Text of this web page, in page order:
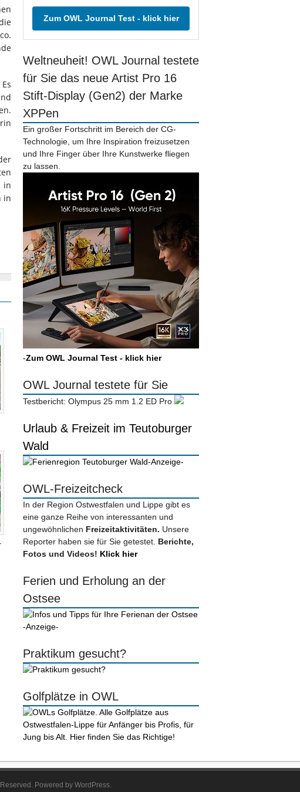
in
in
Zum OWL Journal Test - klick hier
Weltneuheit! OWL Journal testete
für Sie das neue Artist Pro 16
Stift-Display (Gen2) der Marke
XPPen
Ein großer Fortschritt im Bereich der CG-
Technologie, um Ihre Inspiration freizusetzen
und Ihre Finger über Ihre Kunstwerke fliegen
zu lassen.
-Zum OWL Journal Test - klick hier
OWL Journal testete für Sie
Testbericht: Olympus 25 mm 1.2 ED Pro
Urlaub & Freizeit im Teutoburger
Wald
-Anzeige-
OWL-Freizeitcheck
In der Region Ostwestfalen und Lippe gibt es
eine ganze Reihe von interessanten und
ungewöhnlichen Freizeitaktivitäten. Unsere
Reporter haben sie für Sie getestet. Berichte,
Fotos und Videos! Klick hier
Ferien und Erholung an der
Ostsee
-Anzeige-
Praktikum gesucht?
Golfplätze in OWL
Powered by WordPress.